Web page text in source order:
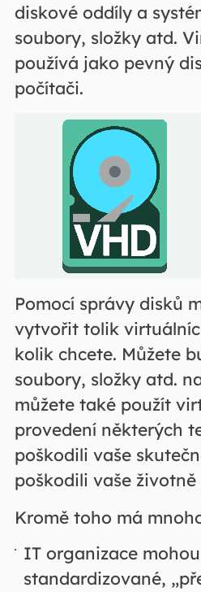
diskové oddíly a
soubory, složky atd.
používá jako pevný
počítači.
Pomocí správy disků
vytvořit tolik
kolik chcete. Můžete
soubory, složky atd.
můžete také použít
provedení některých
poškodili vaše
poškodili vaše
Kromě toho má
IT organizace
standardizované,